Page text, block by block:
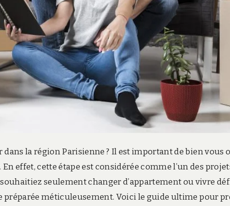
dans la région Parisienne ? Il est important de bien vous
effet, cette étape est considérée comme l’un des
souhaitiez seulement changer d’appartement ou vivre
préparée méticuleusement. Voici le guide ultime pour